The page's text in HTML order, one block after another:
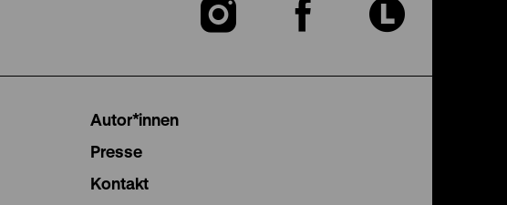
Zu
Zu
Zu
Autor*innen
Presse
Kontakt